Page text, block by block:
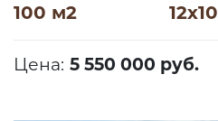
100 м2 12х10
Цена: 5 550 000 руб.